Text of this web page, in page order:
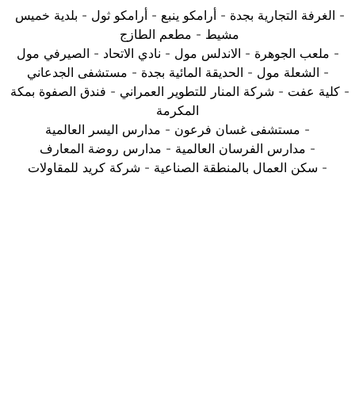
مشيط - مطعم الطازج
- ملعب الجوهرة - الاندلس مول - نادي الاتحاد - الصيرفي مول
- الشعلة مول - الحديقة المائية بجدة - مستشفى الجدعاني
المكرمة
- مستشفى غسان فرعون - مدارس اليسر العالمية
- مدارس الفرسان العالمية - مدارس روضة المعارف
- سكن العمال بالمنطقة الصناعية - شركة كريد للمقاولات